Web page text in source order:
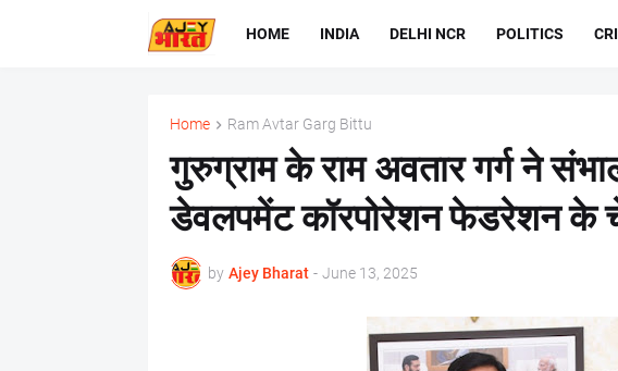
HOME INDIA DELHI NCR POLITICS
Home Ram Avtar Garg Bittu
गुरुग्राम के राम अवतार गर्ग ने
डेवलपमेंट कॉरपोरेशन फेडरेशन के
by Ajey Bharat - June 13, 2025